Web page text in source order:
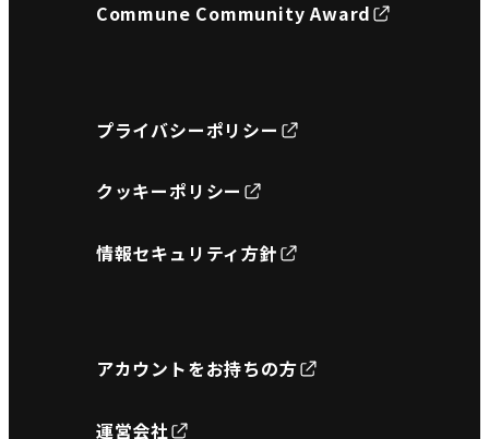
Commune Community Award
プライバシーポリシー
クッキーポリシー
情報セキュリティ方針
アカウントをお持ちの方
運営会社